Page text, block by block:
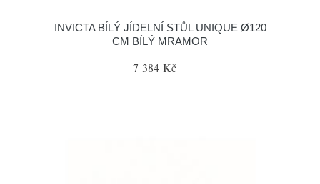
INVICTA BÍLÝ JÍDELNÍ STŮL UNIQUE Ø120
CM BÍLÝ MRAMOR
7 384 Kč